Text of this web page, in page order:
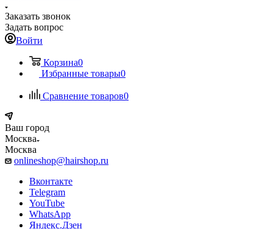
Заказать звонок
Задать вопрос
Войти
Корзина0
Избранные товары0
Сравнение товаров0
Ваш город
Москва
Москва
onlineshop@hairshop.ru
Вконтакте
Telegram
YouTube
WhatsApp
Яндекс.Дзен